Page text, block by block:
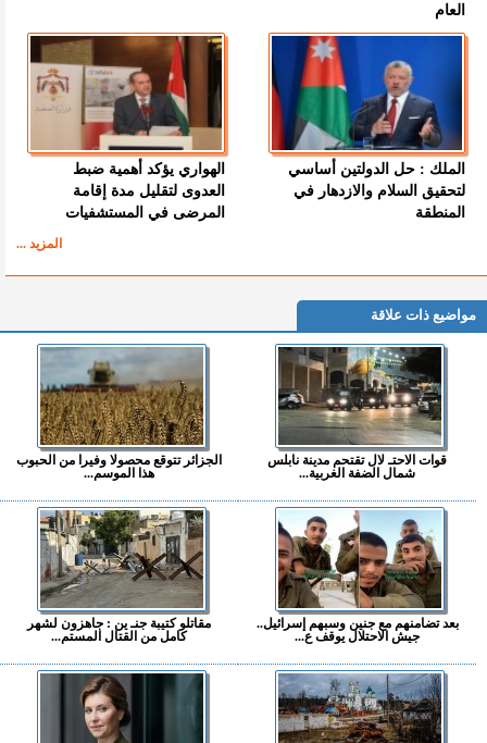
العام
الملك : حل الدولتين أساسي
لتحقيق السلام والازدهار في
المنطقة
الهواري يؤكد أهمية ضبط
العدوى لتقليل مدة إقامة
المرضى في المستشفيات
المزيد ...
مواضيع ذات علاقة
قوات الاحتـ لال تقتحم مدينة نابلس
شمال الضفة الغربية...
الجزائر تتوقع محصولا وفيرا من الحبوب
هذا الموسم...
بعد تضامنهم مع جنين وسبهم إسرائيل..
جيش الاحتلال يوقف ع...
مقاتلو كتيبة جنـ ين : جاهزون لشهر
كامل من القتال المستم...